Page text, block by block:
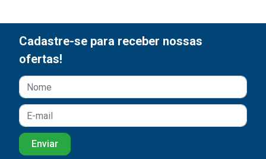
Cadastre-se para receber nossas
ofertas!